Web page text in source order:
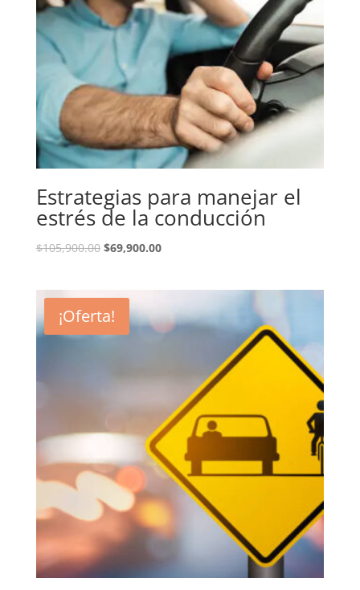
Estrategias para manejar el
estrés de la conducción
$105,900.00 El
era:
$105,900.00.
$69,900.00El
$69,900.00.
¡Oferta!